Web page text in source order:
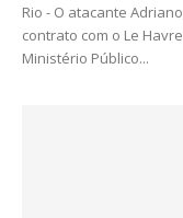
Rio - O atacante
contrato com o Le
Ministério Público...